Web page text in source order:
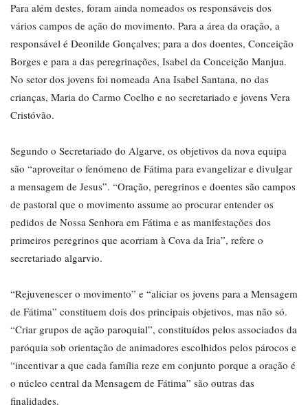
Para além destes, foram ainda nomeados os responsáveis dos
vários campos de ação do movimento. Para a área da oração, a
responsável é Deonilde Gonçalves; para a dos doentes, Conceição
Borges e para a das peregrinações, Isabel da Conceição Manjua.
No setor dos jovens foi nomeada Ana Isabel Santana, no das
crianças, Maria do Carmo Coelho e no secretariado e jovens Vera
Cristóvão.
Segundo o Secretariado do Algarve, os objetivos da nova equipa
são “aproveitar o fenómeno de Fátima para evangelizar e divulgar
a mensagem de Jesus”. “Oração, peregrinos e doentes são campos
de pastoral que o movimento assume ao procurar entender os
pedidos de Nossa Senhora em Fátima e as manifestações dos
primeiros peregrinos que acorriam à Cova da Iria”, refere o
secretariado algarvio.
“Rejuvenescer o movimento” e “aliciar os jovens para a Mensagem
de Fátima” constituem dois dos principais objetivos, mas não só.
“Criar grupos de ação paroquial”, constituídos pelos associados da
paróquia sob orientação de animadores escolhidos pelos párocos e
“incentivar a que cada família reze em conjunto porque a oração é
o núcleo central da Mensagem de Fátima” são outras das
finalidades.